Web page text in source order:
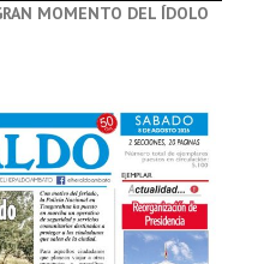
MOMENTO DEL ÍDOLO